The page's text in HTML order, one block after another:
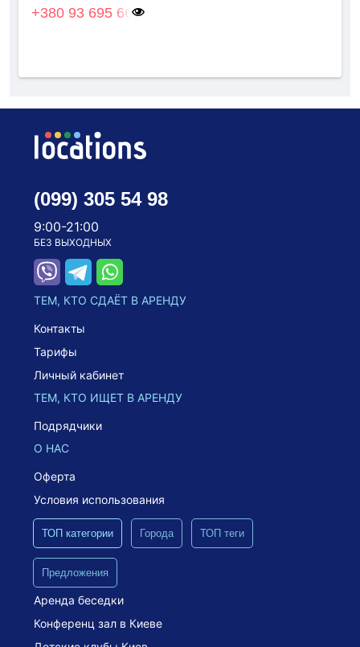
+380 93 695 66
(099) 305 54 98
9:00-21:00
БЕЗ ВЫХОДНЫХ
ТЕМ, КТО СДАЁТ В АРЕНДУ
Контакты
Тарифы
Личный кабинет
ТЕМ, КТО ИЩЕТ В АРЕНДУ
Подрядчики
О НАС
Оферта
Условия использования
ТОП категории Города ТОП теги
Предложения
Аренда беседки
Конференц зал в Киеве